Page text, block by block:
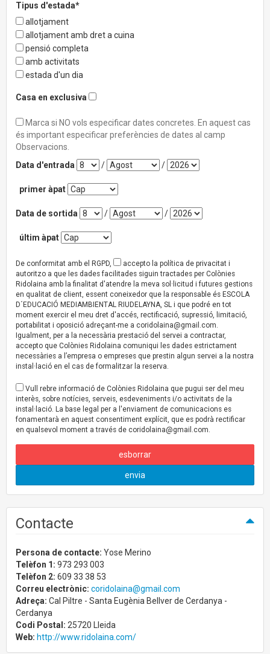
Tipus d'estada*
allotjament
allotjament amb dret a cuina
pensió completa
amb activitats
estada d'un dia
Casa en exclusiva
Marca si NO vols especificar dates concretes. En aquest cas
és important especificar preferències de dates al camp
Observacions.
Data d'entrada
/ /
primer àpat
Data de sortida / /
últim àpat
De conformitat amb el RGPD,
accepto la política de privacitat i
autoritzo a que les dades facilitades siguin tractades per Colònies
Ridolaina amb la finalitat d'atendre la meva sol·licitud i futures gestions
en qualitat de client, essent coneixedor que la responsable és ESCOLA
D´EDUCACIÓ MEDIAMBIENTAL RIUDELAYNA, SL i que podré en tot
moment exercir el meu dret d'accés, rectificació, supressió, limitació,
portabilitat i oposició adreçant-me a coridolaina@gmail.com.
Igualment, per a la necessària prestació del servei a contractar,
accepto que Colònies Ridolaina comuniqui les dades estrictament
necessàries a l’empresa o empreses que prestin algun servei a la nostra
instal·lació en el cas de formalitzar la reserva.
Vull rebre informació de Colònies Ridolaina que pugui ser del meu
interès, sobre notícies, serveis, esdeveniments i/o activitats de la
instal·lació. La base legal per a l'enviament de comunicacions es
fonamentarà en aquest consentiment explícit, que es podrà rectificar
en qualsevol moment a través de coridolaina@gmail.com.
esborrar
envia
Contacte
Persona de contacte: Yose Merino
Telèfon 1: 973 293 003
Telèfon 2: 609 33 38 53
Correu electrònic: coridolaina@gmail.com
Adreça: Cal Piltre - Santa Eugènia Bellver de Cerdanya -
Cerdanya
Codi Postal: 25720 Lleida
Web: http://www.ridolaina.com/